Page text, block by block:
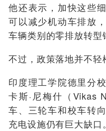
他还表示，加快这些
可以减少机动车排放
车辆类别的零排放转型
不过，政策落地并不轻
印度理工学院德里分
卡斯·尼梅什（Vikas
车、三轮车和校车转
充电设施仍有巨大缺口。